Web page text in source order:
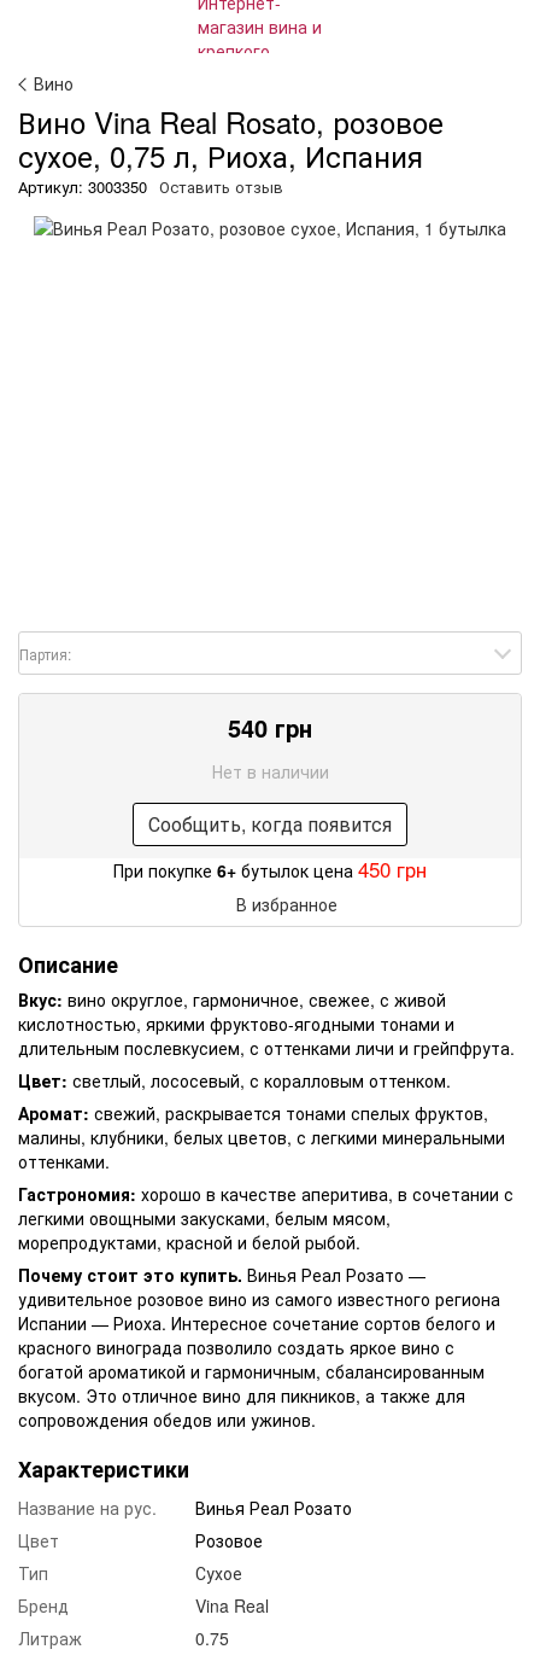
Вино
Вино Vina Real Rosato, розовое
сухое, 0,75 л, Риоха, Испания
Артикул: 3003350 Оставить отзыв
Партия:
540 грн
Нет в наличии
Сообщить, когда появится
При покупке 6+ бутылок цена 450 грн
В избранное
Описание
Вкус: вино округлое, гармоничное, свежее, с живой
кислотностью, яркими фруктово-ягодными тонами и
длительным послевкусием, с оттенками личи и грейпфрута.
Цвет: светлый, лососевый, с коралловым оттенком.
Аромат: свежий, раскрывается тонами спелых фруктов,
малины, клубники, белых цветов, с легкими минеральными
оттенками.
Гастрономия: хорошо в качестве аперитива, в сочетании с
легкими овощными закусками, белым мясом,
морепродуктами, красной и белой рыбой.
Почему стоит это купить. Винья Реал Розато —
удивительное розовое вино из самого известного региона
Испании — Риоха. Интересное сочетание сортов белого и
красного винограда позволило создать яркое вино с
богатой ароматикой и гармоничным, сбалансированным
вкусом. Это отличное вино для пикников, а также для
сопровождения обедов или ужинов.
Характеристики
Название на рус.
Винья Реал Розато
Цвет
Розовое
Тип
Сухое
Бренд
Vina Real
Литраж
0.75